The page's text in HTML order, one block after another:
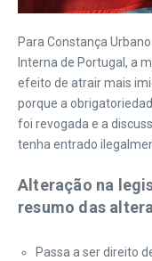
Para Constança
Interna de Portugal, a
efeito de atrair mais
porque a
foi revogada e a
tenha entrado
Alteração na
resumo das
Passa a ser direito